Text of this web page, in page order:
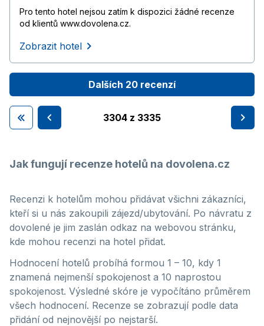
Pro tento hotel nejsou zatím k dispozici žádné recenze
od klientů www.dovolena.cz.
Zobrazit hotel
3304 z 3335
Dalších 20 recenzí
Jak fungují recenze hotelů na dovolena.cz
Recenzi k hotelům mohou přidávat všichni zákazníci,
kteří si u nás zakoupili zájezd/ubytování. Po návratu z
dovolené je jim zaslán odkaz na webovou stránku,
kde mohou recenzi na hotel přidat.
Hodnocení hotelů probíhá formou 1 – 10, kdy 1
znamená nejmenší spokojenost a 10 naprostou
spokojenost. Výsledné skóre je vypočítáno průměrem
všech hodnocení. Recenze se zobrazují podle data
přidání od nejnovější po nejstarší.